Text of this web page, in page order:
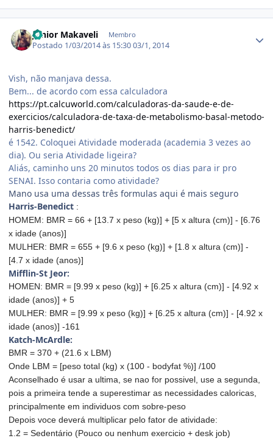
Junior Makaveli Membro
Postado 1/03/2014 às 15:3003/1, 2014
Vish, não manjava dessa.
Bem... de acordo com essa calculadora
https://pt.calcuworld.com/calculadoras-da-saude-e-de-
exercicios/calculadora-de-taxa-de-metabolismo-basal-metodo-
harris-benedict/
é 1542. Coloquei Atividade moderada (academia 3 vezes ao
dia). Ou seria Atividade ligeira?
Aliás, caminho uns 20 minutos todos os dias para ir pro
SENAI. Isso contaria como atividade?
Mano usa uma dessas três formulas aqui é mais seguro
Harris-Benedict :
HOMEM: BMR = 66 + [13.7 x peso (kg)] + [5 x altura (cm)] - [6.76
x idade (anos)]
MULHER: BMR = 655 + [9.6 x peso (kg)] + [1.8 x altura (cm)] -
[4.7 x idade (anos)]
Mifflin-St Jeor:
HOMEN: BMR = [9.99 x peso (kg)] + [6.25 x altura (cm)] - [4.92 x
idade (anos)] + 5
MULHER: BMR = [9.99 x peso (kg)] + [6.25 x altura (cm)] - [4.92 x
idade (anos)] -161
Katch-McArdle:
BMR = 370 + (21.6 x LBM)
Onde LBM = [peso total (kg) x (100 - bodyfat %)] /100
Aconselhado é usar a ultima, se nao for possivel, use a segunda,
pois a primeira tende a superestimar as necessidades caloricas,
principalmente em individuos com sobre-peso
Depois voce deverá multiplicar pelo fator de atividade:
1.2 = Sedentário (Pouco ou nenhum exercicio + desk job)